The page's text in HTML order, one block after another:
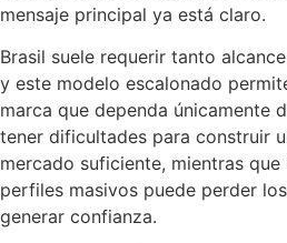
mensaje principal ya está claro.
Brasil suele requerir tanto
y este modelo escalonado
marca que dependa únicamente
tener dificultades para construir
mercado suficiente, mientras
perfiles masivos puede perder
generar confianza.